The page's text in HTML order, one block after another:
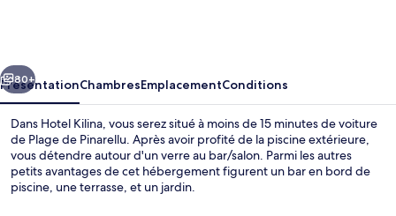
Suivant
80+
PrésentationChambresEmplacementConditions
Dans Hotel Kilina, vous serez situé à moins de 15 minutes de voiture
de Plage de Pinarellu. Après avoir profité de la piscine extérieure,
vous détendre autour d'un verre au bar/salon. Parmi les autres
petits avantages de cet hébergement figurent un bar en bord de
piscine, une terrasse, et un jardin.